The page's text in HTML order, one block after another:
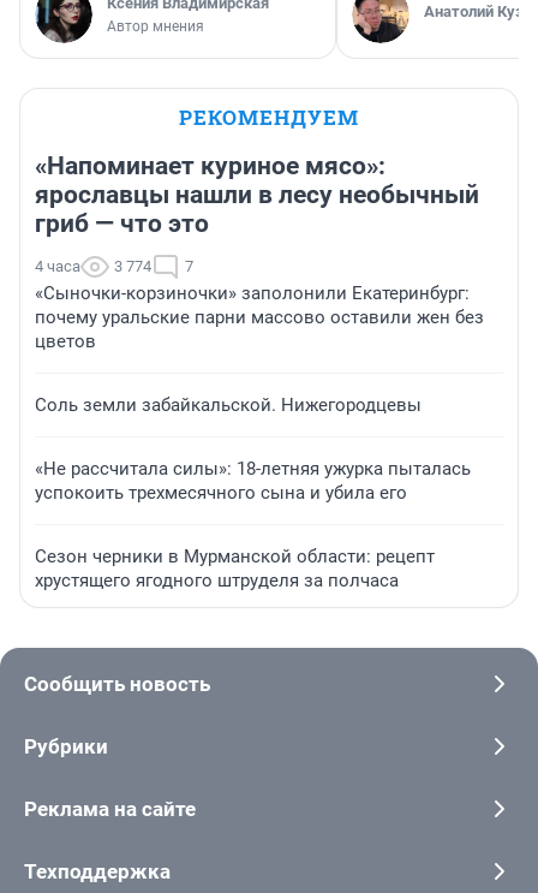
Автор мнения
Анатолий
РЕКОМЕНДУЕМ
«Напоминает куриное мясо»:
ярославцы нашли в лесу необычный
гриб — что это
4 часа 3 774 7
«Сыночки-корзиночки» заполонили Екатеринбург:
почему уральские парни массово оставили жен без
цветов
Соль земли забайкальской. Нижегородцевы
«Не рассчитала силы»: 18-летняя ужурка пыталась
успокоить трехмесячного сына и убила его
Сезон черники в Мурманской области: рецепт
хрустящего ягодного штруделя за полчаса
Сообщить новость
Рубрики
Реклама на сайте
Техподдержка